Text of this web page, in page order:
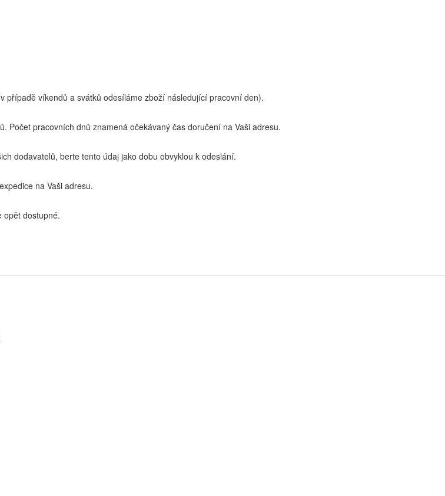
případě víkendů a svátků odesíláme zboží následující pracovní den).
Počet pracovních dnů znamená očekávaný čas doručení na Vaši adresu.
dodavatelů, berte tento údaj jako dobu obvyklou k odeslání.
na Vaši adresu.
opět dostupné.